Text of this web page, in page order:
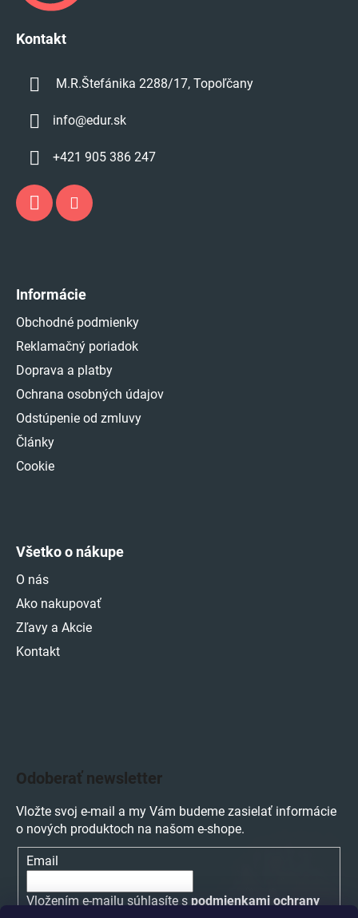
Kontakt
M.R.Štefánika 2288/17, Topoľčany
info@edur.sk
+421 905 386 247
Informácie
Obchodné podmienky
Reklamačný poriadok
Doprava a platby
Ochrana osobných údajov
Odstúpenie od zmluvy
Články
Cookie
Všetko o nákupe
O nás
Ako nakupovať
Zľavy a Akcie
Kontakt
Odoberať newsletter
Vložte svoj e-mail a my Vám budeme zasielať informácie
o nových produktoch na našom e-shope.
Email
Vložením e-mailu súhlasíte s podmienkami ochrany